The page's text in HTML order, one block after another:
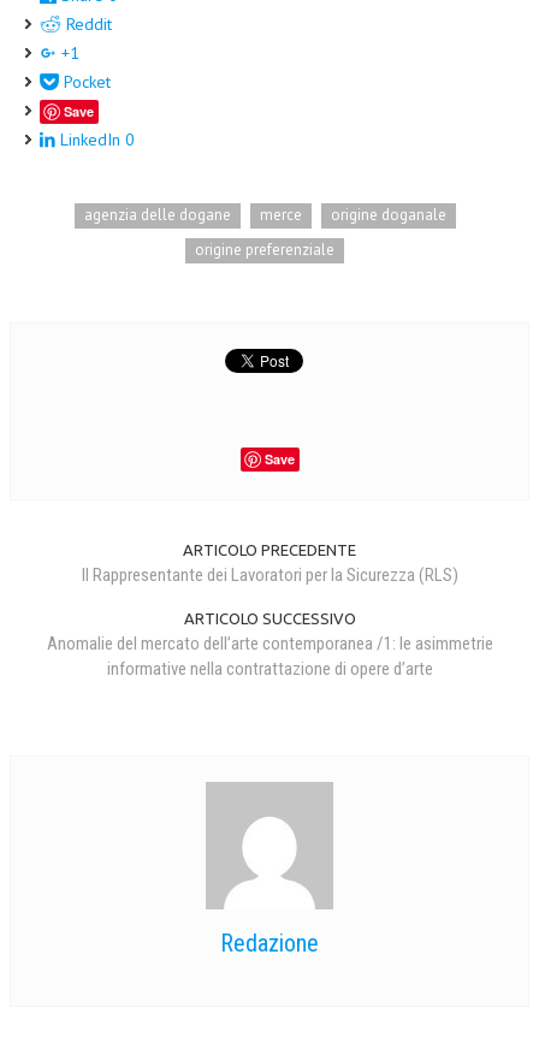
Reddit
+1
Pocket
Save
LinkedIn 0
agenzia delle dogane merce
origine doganale
origine preferenziale
Save
ARTICOLO PRECEDENTE
Il Rappresentante dei Lavoratori per la Sicurezza (RLS)
ARTICOLO SUCCESSIVO
Anomalie del mercato dell’arte contemporanea /1: le asimmetrie
informative nella contrattazione di opere d’arte
Redazione